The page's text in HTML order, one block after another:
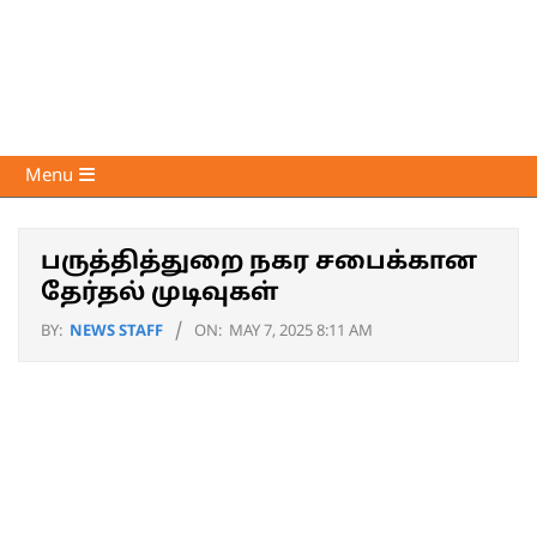
Voice
of
Primary
Navigation
Menu
பருத்தித்துறை நகர சபைக்கான
தேர்தல் முடிவுகள்
BY: NEWS STAFF ON: MAY 7, 2025 8:11 AM